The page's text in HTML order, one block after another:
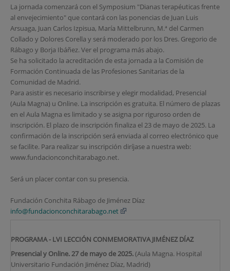
La jornada comenzará con el Symposium "Dianas terapéuticas frente
al envejecimiento" que contará con las ponencias de Juan Luis
Arsuaga, Juan Carlos Izpisua, María Mittelbrunn, M.ª del Carmen
Collado y Dolores Corella y será moderado por los Dres. Gregorio de
Rábago y Borja Ibáñez. Ver el programa más abajo.
Se ha solicitado la acreditación de esta jornada a la Comisión de
Formación Continuada de las Profesiones Sanitarias de la
Comunidad de Madrid.
Para asistir es necesario inscribirse y elegir modalidad, Presencial
(Aula Magna) u Online. La inscripción es gratuita. El número de plazas
en el Aula Magna es limitado y se asigna por riguroso orden de
inscripción. El plazo de inscripción finaliza el 23 de mayo de 2025. La
confirmación de la inscripción será enviada al correo electrónico que
se facilite. Para realizar su inscripción diríjase a nuestra web:
www.fundacionconchitarabago.net.
Será un placer contar con su presencia.
Fundación Conchita Rábago de Jiménez Díaz
info@fundacionconchitarabago.net
PROGRAMA - LVI LECCIÓN CONMEMORATIVA JIMÉNEZ DÍAZ
Presencial y Online. 27 de mayo de 2025.(Aula Magna. Hospital
Universitario Fundación Jiménez Díaz, Madrid)